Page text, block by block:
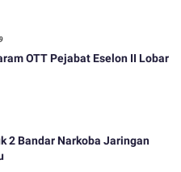
OTT Pejabat Eselon II Lobar
Narkoba Jaringan